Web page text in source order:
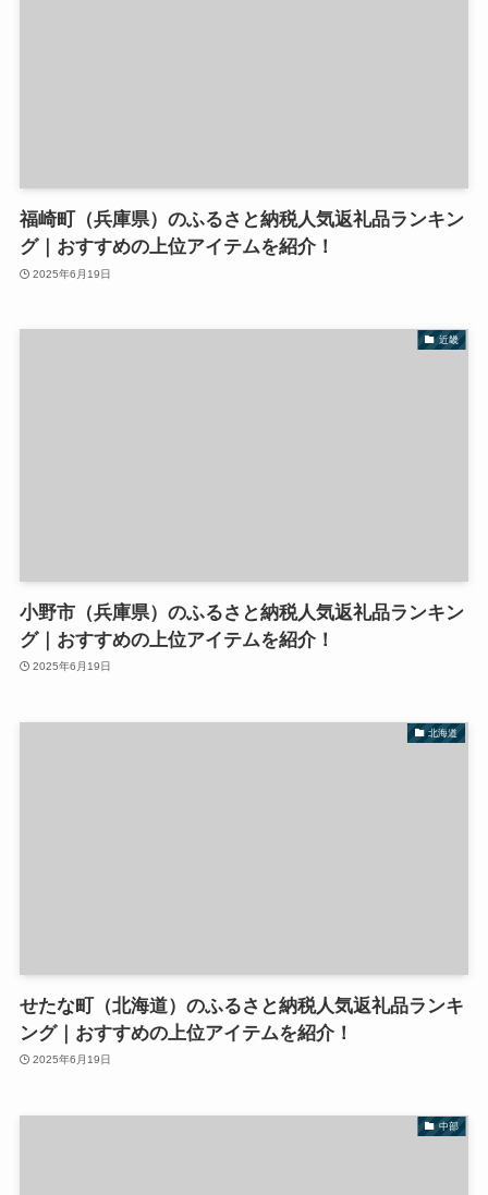
福崎町（兵庫県）のふるさと納税人気返礼品ランキン
グ｜おすすめの上位アイテムを紹介！
2025年6月19日
近畿
小野市（兵庫県）のふるさと納税人気返礼品ランキン
グ｜おすすめの上位アイテムを紹介！
2025年6月19日
北海道
せたな町（北海道）のふるさと納税人気返礼品ランキ
ング｜おすすめの上位アイテムを紹介！
2025年6月19日
中部